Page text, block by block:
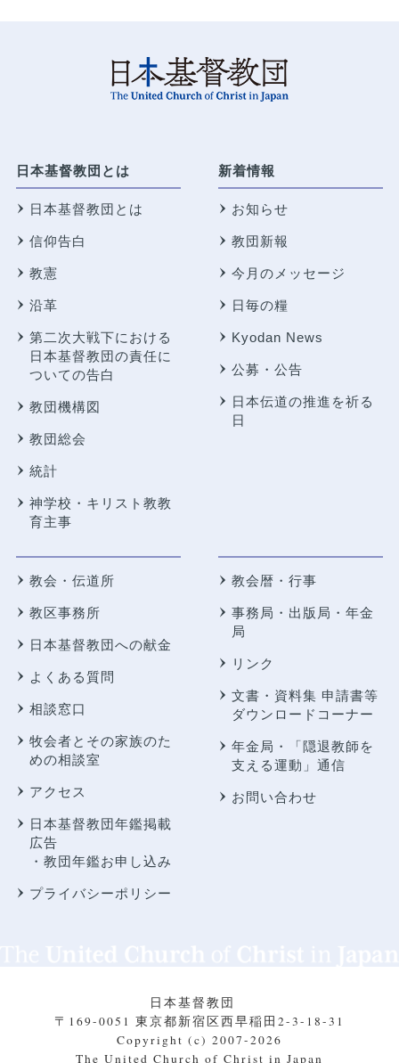
日本基督教団とは
日本基督教団とは
信仰告白
教憲
沿革
第二次大戦下における
日本基督教団の責任に
ついての告白
教団機構図
教団総会
統計
神学校・キリスト教教
育主事
新着情報
お知らせ
教団新報
今月のメッセージ
日毎の糧
Kyodan News
公募・公告
日本伝道の推進を祈る
日
教会・伝道所
教区事務所
日本基督教団への献金
よくある質問
相談窓口
牧会者とその家族のた
めの相談室
アクセス
日本基督教団年鑑掲載
広告
・教団年鑑お申し込み
プライバシーポリシー
教会暦・行事
事務局・出版局・年金
局
リンク
文書・資料集 申請書等
ダウンロードコーナー
年金局・
「隠退教師を
支える運動」通信
お問い合わせ
日本基督教団
〒169-0051 東京都新宿区西早稲田2-3-18-31
Copyright (c) 2007-2026
The United Church of Christ in Japan